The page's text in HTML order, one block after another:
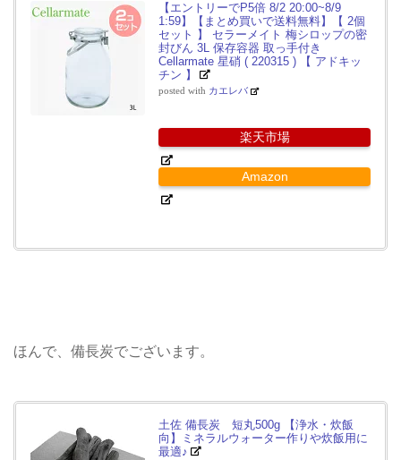
【エントリーでP5倍 8/2 20:00~8/9
1:59】【まとめ買いで送料無料】【 2個
セット 】 セラーメイト 梅シロップの密
封びん 3L 保存容器 取っ手付き
Cellarmate 星硝 ( 220315 ) 【 アドキッ
チン 】
posted with カエレバ
楽天市場
Amazon
ほんで、備長炭でございます。
土佐 備長炭 短丸500g 【浄水・炊飯
向】ミネラルウォーター作りや炊飯用に
最適♪